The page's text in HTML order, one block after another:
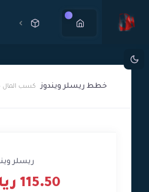
جديد
خطط ريسلر ويندوز كسب المال
ريسلر
115.50 ريال سعودى